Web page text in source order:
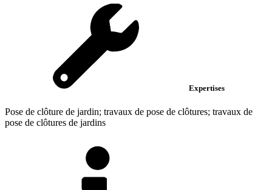
Expertises
Pose de clôture de jardin; travaux de pose de clôtures; travaux de
pose de clôtures de jardins